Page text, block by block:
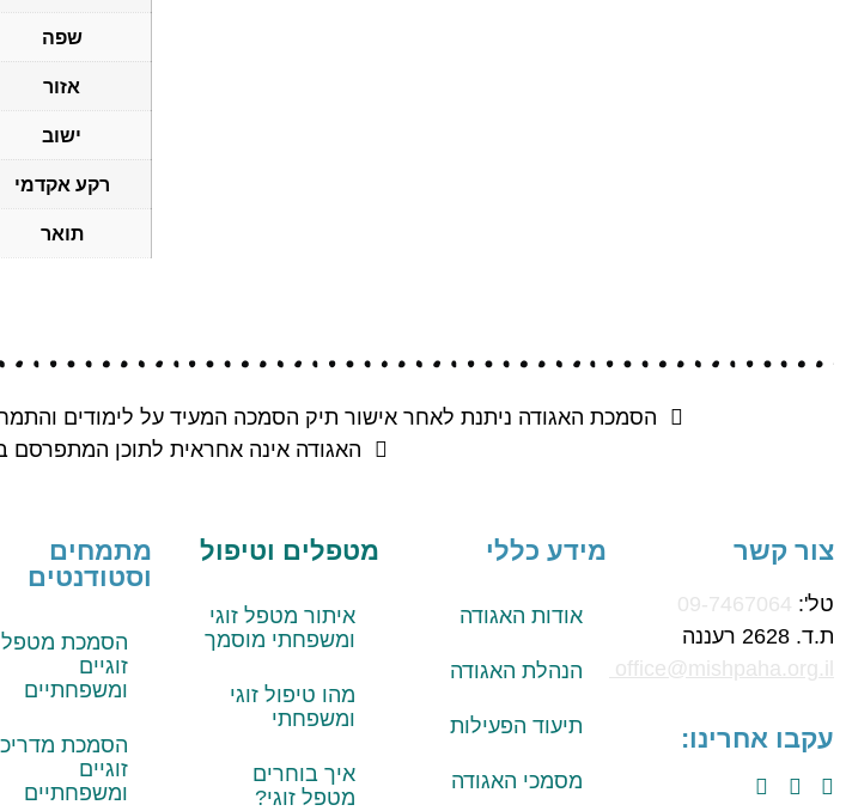
שפה
אזור
ישוב
רקע אקדמי
תואר
הסמכת האגודה ניתנת לאחר אישור תיק הסמכה המעיד על לימודים
האגודה אינה אחראית לתוכן המתפרסם
צור קשר
טל': 09-7467064
ת.ד. 2628 רעננה
office@mishpaha.org.il
עקבו אחרינו:
מידע כללי
אודות האגודה
הנהלת האגודה
תיעוד הפעילות
מסמכי האגודה
מטפלים וטיפול
איתור מטפל זוגי
ומשפחתי מוסמך
מהו טיפול זוגי
ומשפחתי
איך בוחרים
מטפל זוגי?
מתמחים
וסטודנטים
הסמכת
זוגיים
ומשפחתיים
הסמכת
זוגיים
ומשפחתיים